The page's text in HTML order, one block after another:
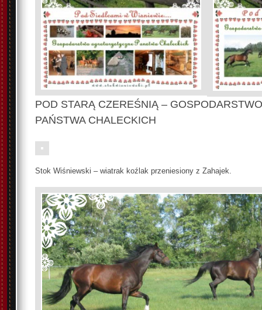
POD STARĄ CZEREŚNIĄ –
PAŃSTWA CHALECKICH
Stok Wiśniewski – wiatrak koźlak przeniesiony z Zahajek.